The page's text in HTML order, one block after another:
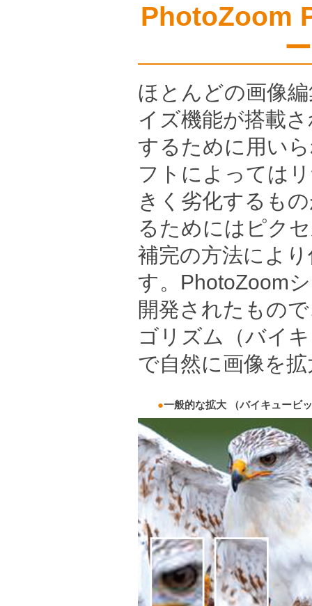
PhotoZoom
ほとんどの画像
イズ機能が搭載
するために用い
フトによっては
きく劣化するも
るためにはピク
補完の方法によ
す。PhotoZoom
開発されたもの
ゴリズム（バイ
で自然に画像を
●一般的な拡大 （バイキュービ